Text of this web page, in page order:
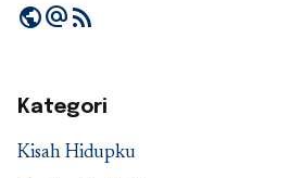
publicalternate_emailrss_feed
Kategori
Kisah Hidupku